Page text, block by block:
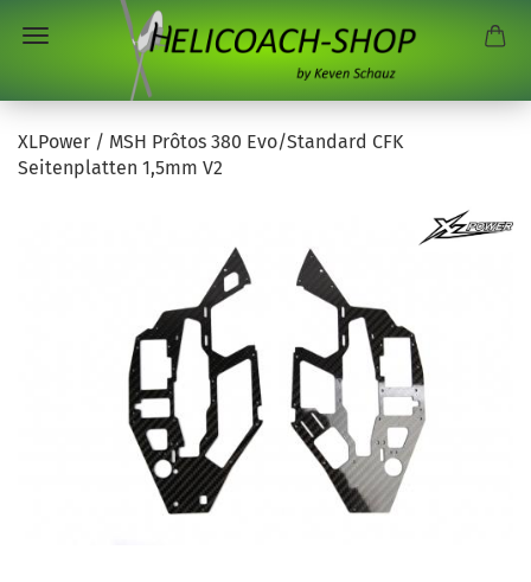
XLPower / MSH Prôtos 380 Evo/Standard CFK
Seitenplatten 1,5mm V2